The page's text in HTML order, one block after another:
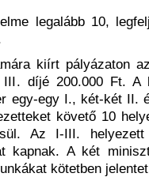
legalább 10,
kiírt pályázaton
díjé 200.000 Ft. A
egy-egy I., két-két II.
követő 10
Az I-III.
kapnak. A két
kötetben